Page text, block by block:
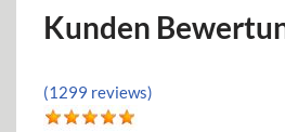
Kunden
(1299 reviews)